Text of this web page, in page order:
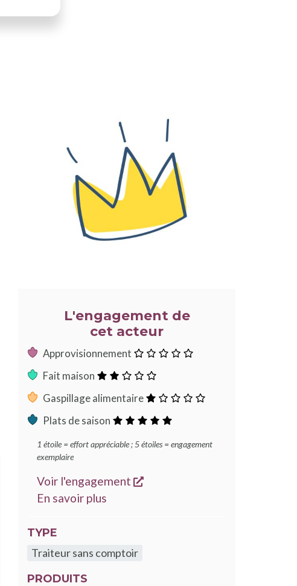
L'engagement de
cet acteur
Approvisionnement
Fait maison
étoiles
Gaspillage alimentaire
Plats de saison
étoiles
1 étoile = effort appréciable ; 5 étoiles = engagement
exemplaire
Voir l'engagement
s'ouvre dans une nouvelle
En savoir plus
TYPE
Traiteur sans comptoir
PRODUITS